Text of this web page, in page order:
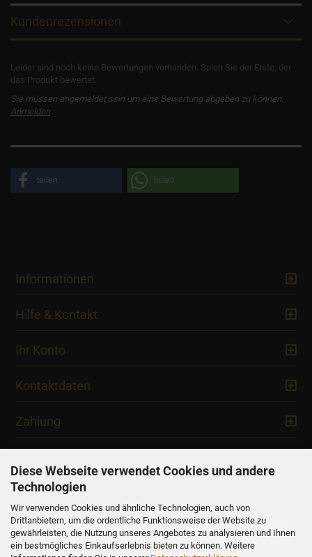
Diese Webseite verwendet Cookies und andere
Technologien
Wir verwenden Cookies und ähnliche Technologien, auch von
Drittanbietern, um die ordentliche Funktionsweise der Website zu
gewährleisten, die Nutzung unseres Angebotes zu analysieren und Ihnen
ein bestmögliches Einkaufserlebnis bieten zu können. Weitere
Kundenrezensionen
Leider sind noch keine Bewertungen vorhanden. Seien Sie der Erste, der
das Produkt bewertet.
Sie müssen angemeldet sein um eine Bewertung abgeben zu können.
Anmelden
teilen teilen
Informationen
Hilfe & Kontakt
Ihr Konto
Kontaktdaten
Zahlung
Newsletter